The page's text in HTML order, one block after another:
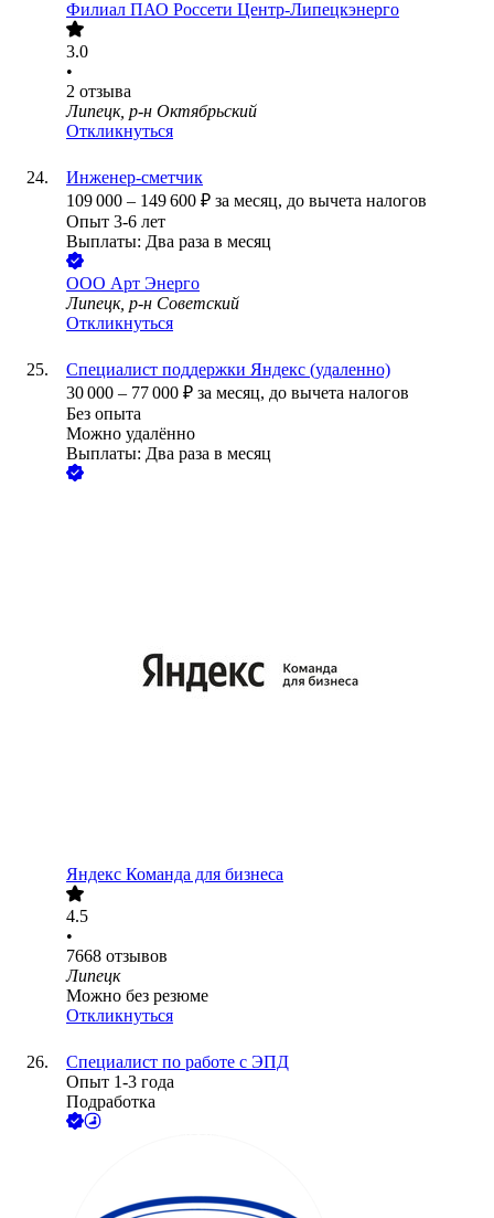
Филиал ПАО Россети Центр-Липецкэнерго
3.0
•
2 отзыва
Липецк, р-н Октябрьский
Откликнуться
Инженер-сметчик
109 000 – 149 600 ₽ за месяц, до вычета налогов
Опыт 3-6 лет
Выплаты: Два раза в месяц
ООО Арт Энерго
Липецк, р-н Советский
Откликнуться
Специалист поддержки Яндекс (удаленно)
30 000 – 77 000 ₽ за месяц, до вычета налогов
Без опыта
Можно удалённо
Выплаты: Два раза в месяц
Яндекс Команда для бизнеса
4.5
•
7668 отзывов
Липецк
Можно без резюме
Откликнуться
Специалист по работе с ЭПД
Опыт 1-3 года
Подработка